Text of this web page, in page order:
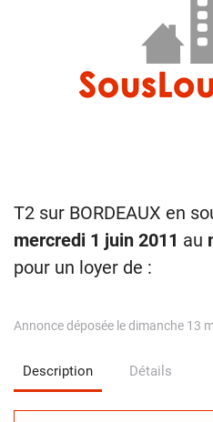
T2 sur BORDEAUX en
mercredi 1 juin 2011 au
pour un loyer de :
Annonce déposée le dimanche 13
Description Détails